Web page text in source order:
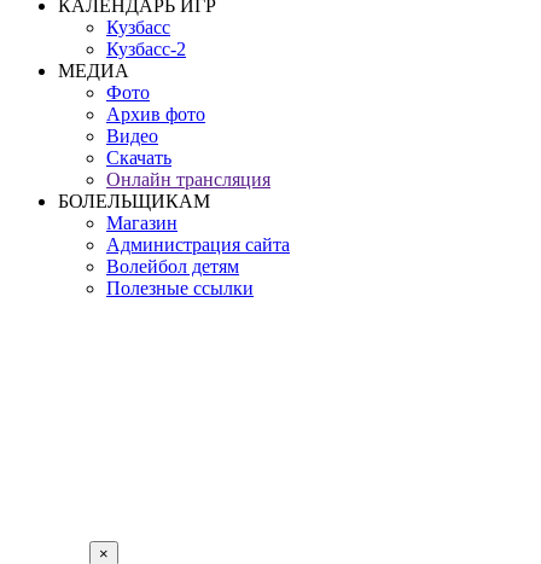
КАЛЕНДАРЬ ИГР
Кузбасс
Кузбасс-2
МЕДИА
Фото
Архив фото
Видео
Скачать
Онлайн трансляция
БОЛЕЛЬЩИКАМ
Магазин
Администрация сайта
Волейбол детям
Полезные ссылки
×